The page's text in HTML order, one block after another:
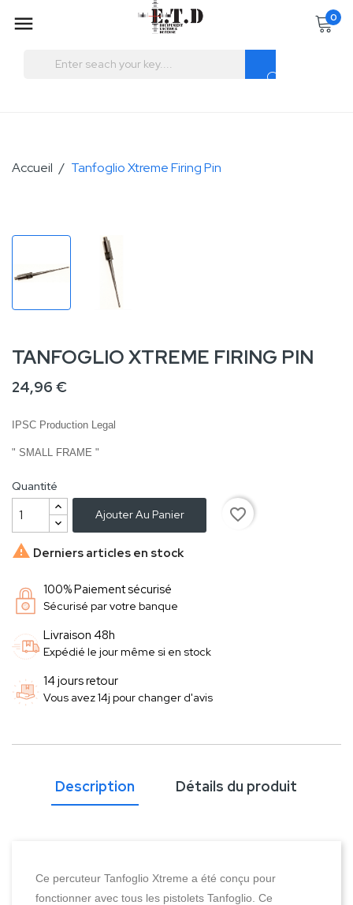
 0
Accueil Tanfoglio Xtreme Firing Pin
TANFOGLIO XTREME FIRING PIN
24,96 €
IPSC Production Legal
" SMALL FRAME "
Quantité
Ajouter Au Panier
favorite_border
 Derniers articles en stock
100% Paiement sécurisé
Sécurisé par votre banque
Livraison 48h
Expédié le jour même si en stock
14 jours retour
Vous avez 14j pour changer d'avis
Description Détails du produit
Ce percuteur Tanfoglio Xtreme a été conçu pour
fonctionner avec tous les pistolets Tanfoglio. Ce